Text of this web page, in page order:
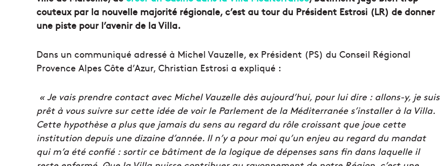
couteux par la nouvelle majorité régionale, c’est au tour du Président Estrosi (LR) de donner
une piste pour l’avenir de la Villa.
Dans un communiqué adressé à Michel Vauzelle, ex Président (PS) du Conseil Régional
Provence Alpes Côte d’Azur, Christian Estrosi a expliqué :
« Je vais prendre contact avec Michel Vauzelle dès aujourd’hui, pour lui dire : allons-y, je suis
prêt à vous suivre sur cette idée de voir le Parlement de la Méditerranée s’installer à la Villa.
Cette hypothèse a plus que jamais du sens au regard du rôle croissant que joue cette
institution depuis une dizaine d’année. Il n’y a pour moi qu’un enjeu au regard du mandat
qui m’a été confié : sortir ce bâtiment de la logique de dépenses sans fin dans laquelle il